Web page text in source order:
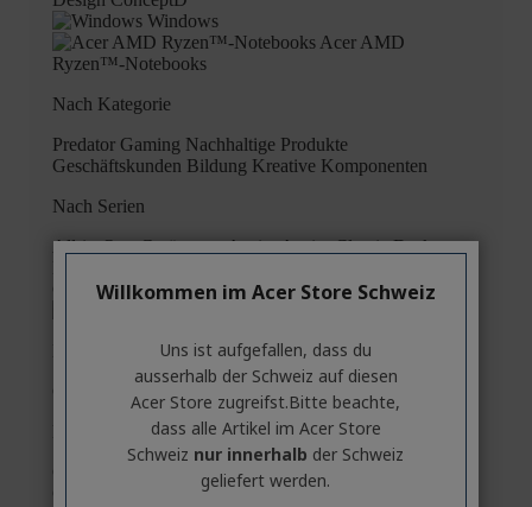
Willkommen im Acer Store Schweiz
Uns ist aufgefallen, dass du
ausserhalb ​der Schweiz auf diesen
Acer Store zugreifst.​Bitte beachte,
dass alle Artikel im Acer Store
Schweiz nur innerhalb der Schweiz
geliefert werden.